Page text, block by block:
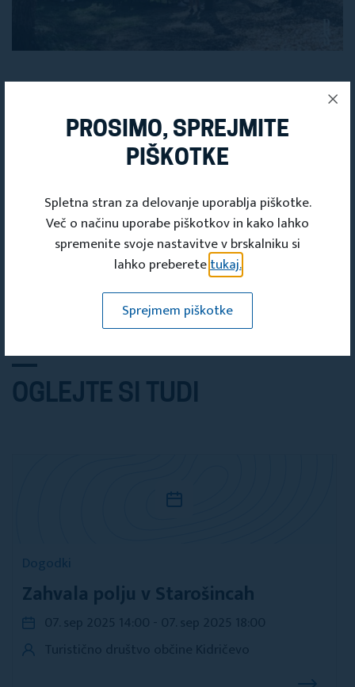
Deli s prijatelji
OGLEJTE SI TUDI
Dogodki
Zahvala polju v Starošincah
PROSIMO, SPREJMITE
PIŠKOTKE
Spletna stran za delovanje uporablja piškotke.
Več o načinu uporabe piškotkov in kako lahko
spremenite svoje nastavitve v brskalniku si
lahko preberetetukaj.
Sprejmem piškotke